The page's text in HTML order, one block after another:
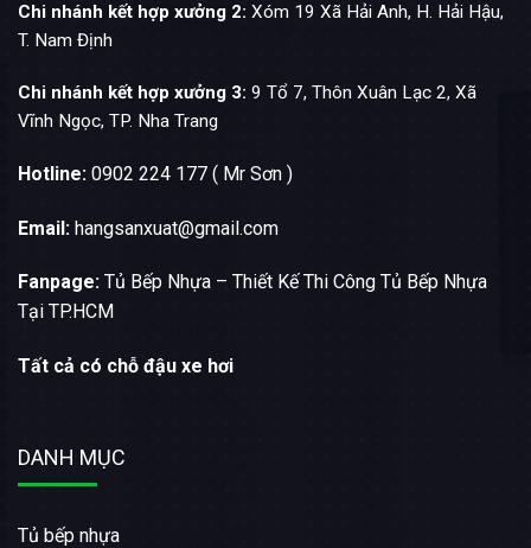
Chi nhánh kết hợp xưởng 2: Xóm 19 Xã Hải Anh, H. Hải Hậu,
T. Nam Định
Chi nhánh kết hợp xưởng 3: 9 Tổ 7, Thôn Xuân Lạc 2, Xã
Vĩnh Ngọc, TP. Nha Trang
Hotline: 0902 224 177 ( Mr Sơn )
Email: hangsanxuat@gmail.com
Fanpage: Tủ Bếp Nhựa – Thiết Kế Thi Công Tủ Bếp Nhựa
Tại TP.HCM
Tất cả có chỗ đậu xe hơi
DANH MỤC
Tủ bếp nhựa